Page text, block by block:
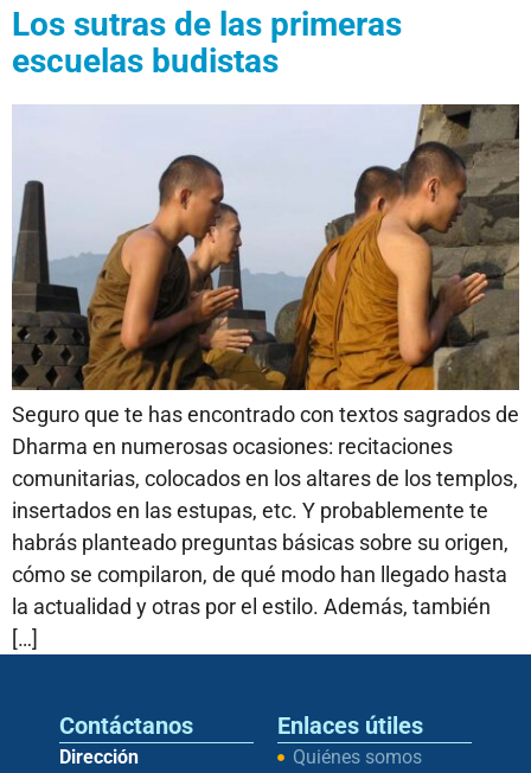
Los sutras de las primeras
escuelas budistas
Seguro que te has encontrado con textos sagrados de
Dharma en numerosas ocasiones: recitaciones
comunitarias, colocados en los altares de los templos,
insertados en las estupas, etc. Y probablemente te
habrás planteado preguntas básicas sobre su origen,
cómo se compilaron, de qué modo han llegado hasta
la actualidad y otras por el estilo. Además, también
[…]
Contáctanos
Dirección
Enlaces útiles
Quiénes somos